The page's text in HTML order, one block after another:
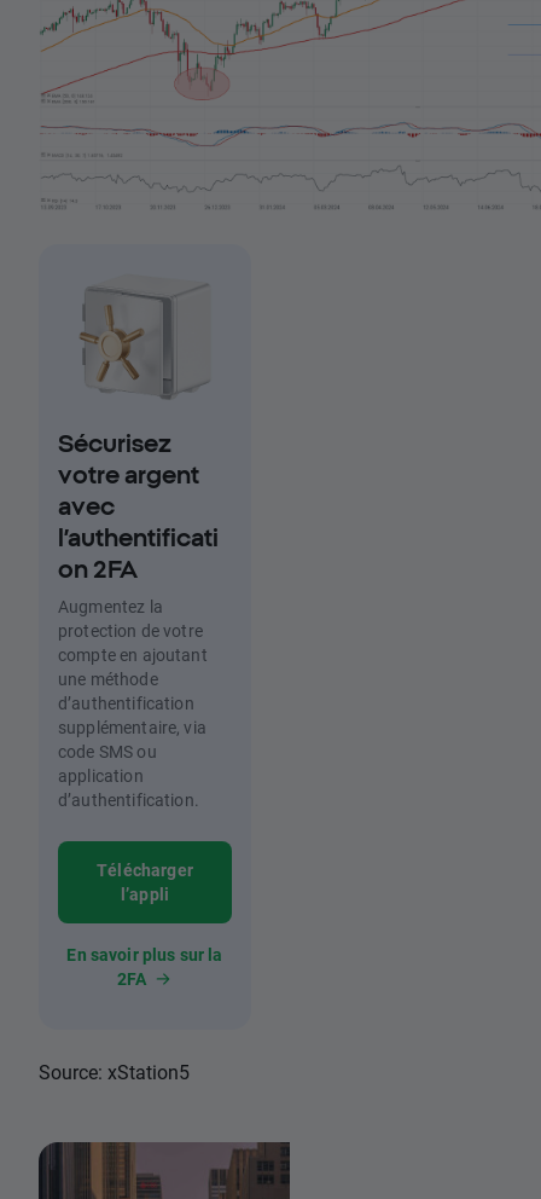
Sécurisez
votre argent
avec
l’authentificati
on 2FA
Augmentez la
protection de votre
compte en ajoutant
une méthode
d’authentification
supplémentaire, via
code SMS ou
application
d’authentification.
Télécharger
l’appli
En savoir plus sur la
2FA
Source: xStation5